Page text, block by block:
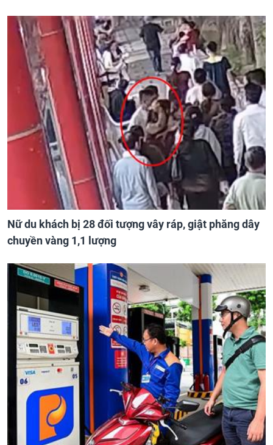
Nữ du khách bị 28 đối tượng vây ráp, giật phăng dây
chuyền vàng 1,1 lượng